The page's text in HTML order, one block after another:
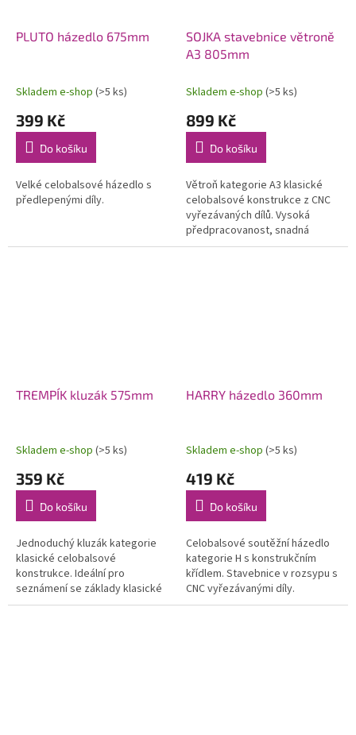
PLUTO házedlo 675mm
Skladem e-shop (>5 ks)
399 Kč
Do košíku
Velké celobalsové házedlo s
předlepenými díly.
SOJKA stavebnice větroně
A3 805mm
Skladem e-shop (>5 ks)
899 Kč
Do košíku
Větroň kategorie A3 klasické
celobalsové konstrukce z CNC
vyřezávaných dílů. Vysoká
předpracovanost, snadná
stavba, výborné letové
TREMPÍK kluzák 575mm
Skladem e-shop (>5 ks)
359 Kč
Do košíku
Jednoduchý kluzák kategorie
klasické celobalsové
konstrukce. Ideální pro
seznámení se základy klasické
stavby modelů letadel.
HARRY házedlo 360mm
Skladem e-shop (>5 ks)
419 Kč
Do košíku
Celobalsové soutěžní házedlo
kategorie H s konstrukčním
křídlem. Stavebnice v rozsypu s
CNC vyřezávanými díly.